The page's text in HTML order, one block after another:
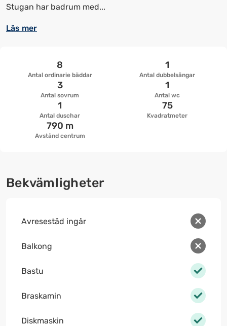
Stugan har badrum med...
Läs mer
Antal ordinarie bäddar
8
Antal dubbelsängar
1
Antal sovrum
3
Antal wc
1
Antal duschar
1
Kvadratmeter
75
Avstånd centrum
790 m
Bekvämligheter
Avresestäd ingår
Balkong
Bastu
Braskamin
Diskmaskin